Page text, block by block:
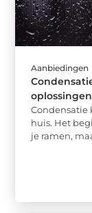
Aanbiedingen
Condensatie
huis. Het
je ramen,